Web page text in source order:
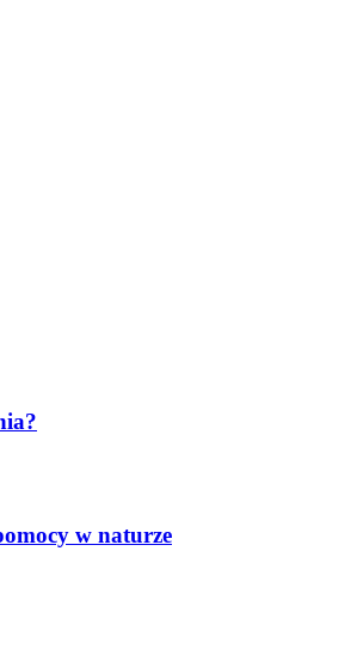
w naturze